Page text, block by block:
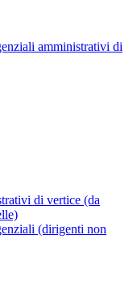
amministrativi di
di vertice (da
(dirigenti non